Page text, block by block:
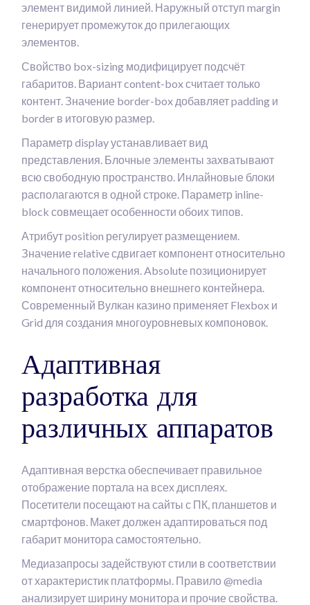
элемент видимой линией. Наружный отступ margin
генерирует промежуток до прилегающих
элементов.
Свойство box-sizing модифицирует подсчёт
габаритов. Вариант content-box считает только
контент. Значение border-box добавляет padding и
border в итоговую размер.
Параметр display устанавливает вид
представления. Блочные элементы захватывают
всю свободную пространство. Инлайновые блоки
располагаются в одной строке. Параметр inline-
block совмещает особенности обоих типов.
Атрибут position регулирует размещением.
Значение relative сдвигает компонент относительно
начального положения. Absolute позиционирует
компонент относительно внешнего контейнера.
Современный Вулкан казино применяет Flexbox и
Grid для создания многоуровневых компоновок.
Адаптивная
разработка для
различных аппаратов
Адаптивная верстка обеспечивает правильное
отображение портала на всех дисплеях.
Посетители посещают на сайты с ПК, планшетов и
смартфонов. Макет должен адаптироваться под
габарит монитора самостоятельно.
Медиазапросы задействуют стили в соответствии
от характеристик платформы. Правило @media
анализирует ширину монитора и прочие свойства.